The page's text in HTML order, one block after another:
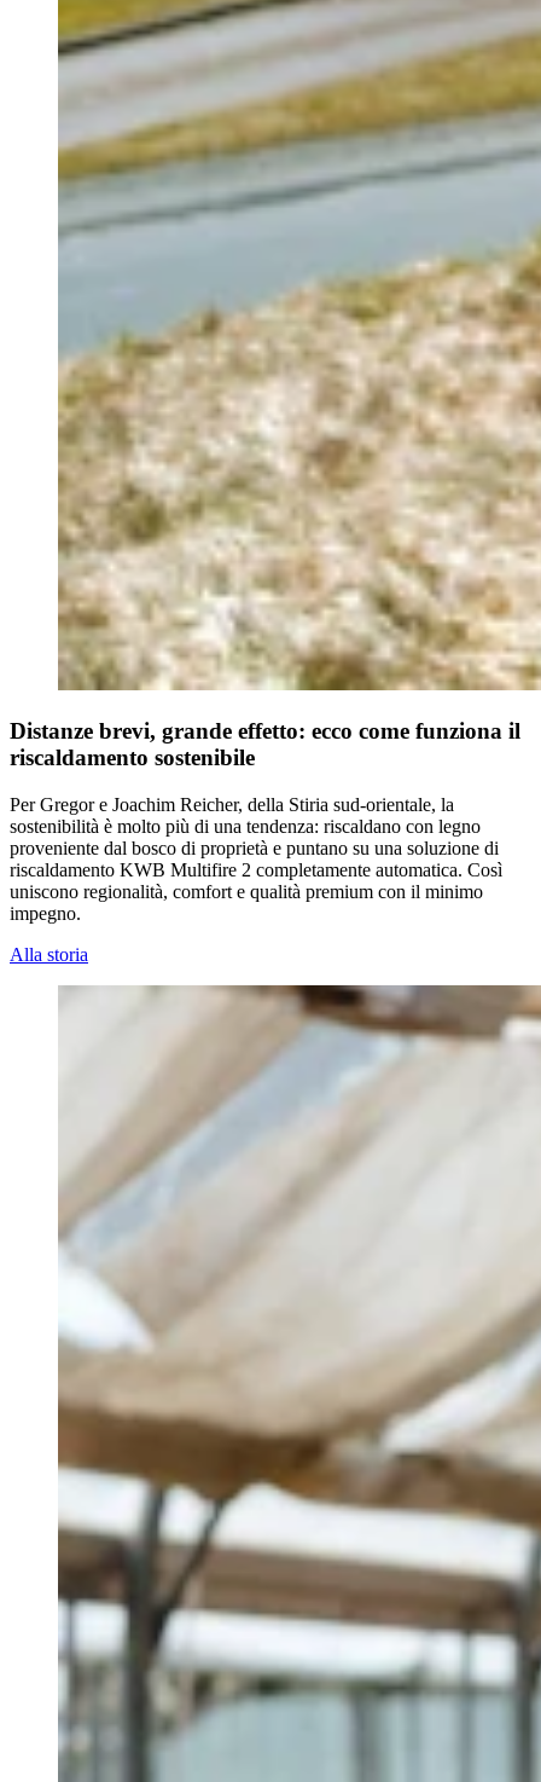
Distanze brevi, grande effetto: ecco come funziona il
riscaldamento sostenibile
Per Gregor e Joachim Reicher, della Stiria sud-orientale, la
sostenibilità è molto più di una tendenza: riscaldano con legno
proveniente dal bosco di proprietà e puntano su una soluzione di
riscaldamento KWB Multifire 2 completamente automatica. Così
uniscono regionalità, comfort e qualità premium con il minimo
impegno.
Alla storia